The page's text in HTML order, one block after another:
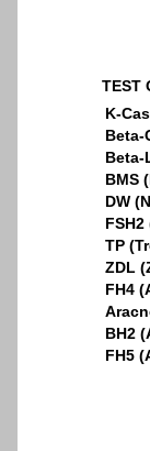
TEST
K-
Beta-
BMS
DW
TP
ZDL
FH4
BH2
FH5